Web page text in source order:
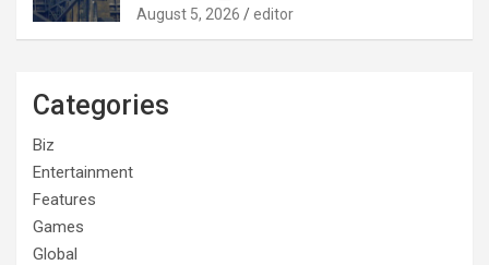
August 5, 2026 editor
Categories
Biz
Entertainment
Features
Games
Global